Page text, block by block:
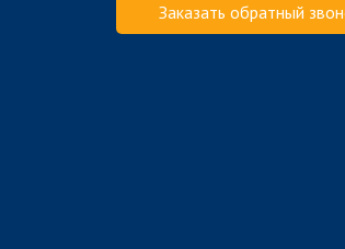
Заказать обратный